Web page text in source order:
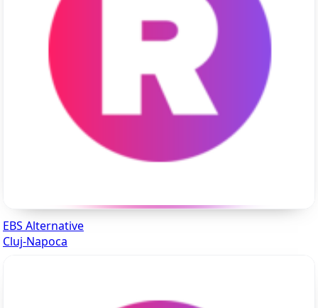
EBS Alternative
Cluj-Napoca